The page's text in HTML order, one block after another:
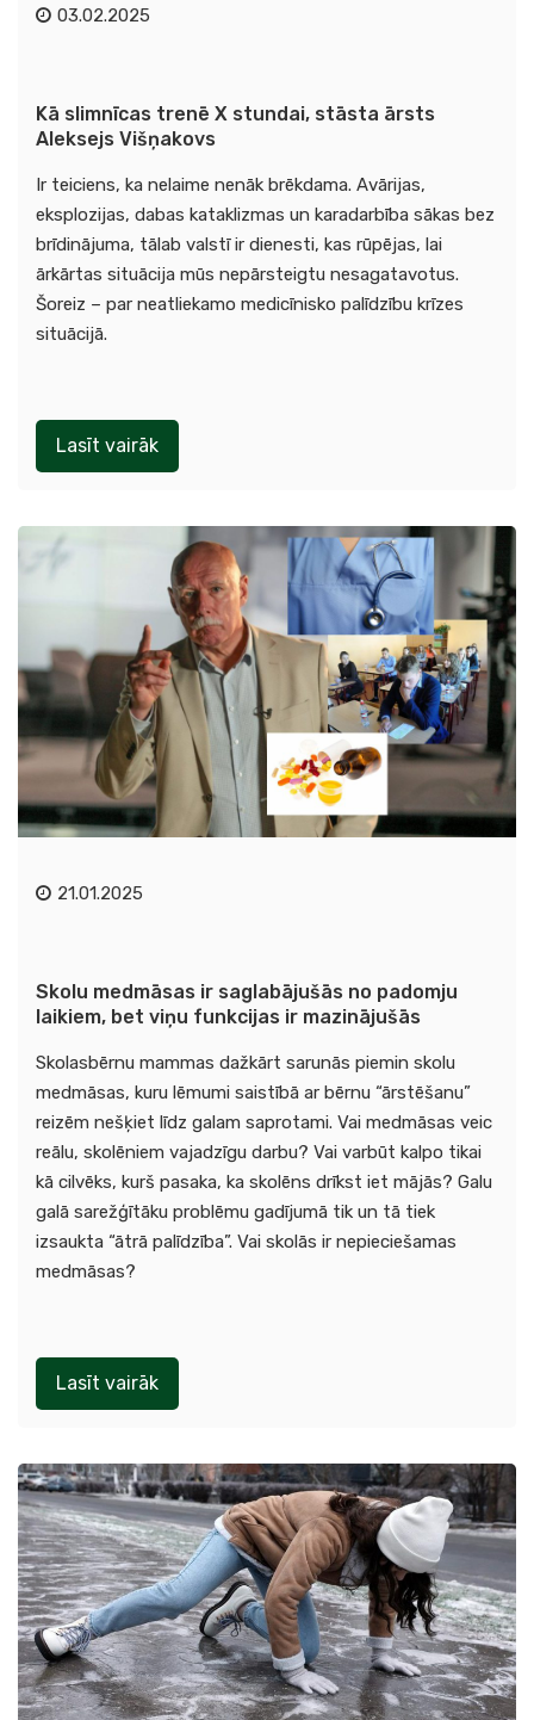
03.02.2025
Kā slimnīcas trenē X stundai, stāsta ārsts
Aleksejs Višņakovs
Ir teiciens, ka nelaime nenāk brēkdama. Avārijas,
eksplozijas, dabas kataklizmas un karadarbība sākas bez
brīdinājuma, tālab valstī ir dienesti, kas rūpējas, lai
ārkārtas situācija mūs nepārsteigtu nesagatavotus.
Šoreiz – par neatliekamo medicīnisko palīdzību krīzes
situācijā.
Lasīt vairāk
21.01.2025
Skolu medmāsas ir saglabājušās no padomju
laikiem, bet viņu funkcijas ir mazinājušās
Skolasbērnu mammas dažkārt sarunās piemin skolu
medmāsas, kuru lēmumi saistībā ar bērnu “ārstēšanu”
reizēm nešķiet līdz galam saprotami. Vai medmāsas veic
reālu, skolēniem vajadzīgu darbu? Vai varbūt kalpo tikai
kā cilvēks, kurš pasaka, ka skolēns drīkst iet mājās? Galu
galā sarežģītāku problēmu gadījumā tik un tā tiek
izsaukta “ātrā palīdzība”. Vai skolās ir nepieciešamas
medmāsas?
Lasīt vairāk